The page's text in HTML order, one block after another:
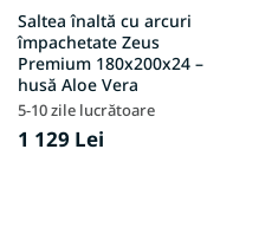
Saltea înaltă cu arcuri
împachetate Zeus
Premium 180x200x24 –
husă Aloe Vera
5-10 zile lucrătoare
1 129 Lei